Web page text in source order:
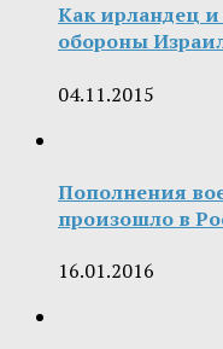
Как ирландец
обороны
04.11.2015
Пополнения
произошло в
16.01.2016